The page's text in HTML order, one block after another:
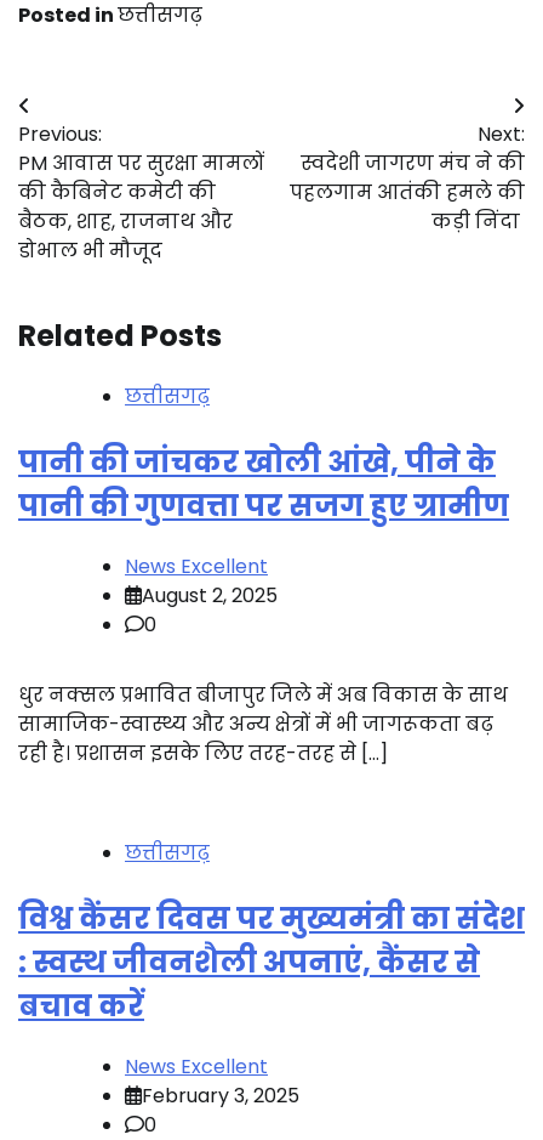
Posted inछत्तीसगढ़
Post
navigation
Previous:
PM आवास पर सुरक्षा मामलों
की कैबिनेट कमेटी की
बैठक, शाह, राजनाथ और
डोभाल भी मौजूद
Next:
स्वदेशी जागरण मंच ने की
पहलगाम आतंकी हमले की
कड़ी निंदा
Related Posts
छत्तीसगढ़
पानी की जांचकर खोली आंखे, पीने के
पानी की गुणवत्ता पर सजग हुए ग्रामीण
News Excellent
August 2, 2025
0
धुर नक्सल प्रभावित बीजापुर जिले में अब विकास के साथ
सामाजिक-स्वास्थ्य और अन्य क्षेत्रों में भी जागरूकता बढ़
रही है। प्रशासन इसके लिए तरह-तरह से […]
छत्तीसगढ़
विश्व कैंसर दिवस पर मुख्यमंत्री का संदेश
: स्वस्थ जीवनशैली अपनाएं, कैंसर से
बचाव करें
News Excellent
February 3, 2025
0